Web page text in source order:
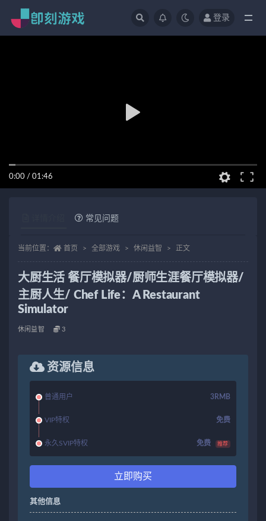
登录
0:00 / 01:46
常见问题
当前位置： 首页 全部游戏 休闲益智 正文
大厨生活 餐厅模拟器/厨师生涯餐厅模拟器/
主厨人生/ Chef Life：A Restaurant
Simulator
休闲益智 3
资源信息
普通用户 3RMB
VIP特权 免费
永久SVIP特权 免费 推荐
立即购买
其他信息